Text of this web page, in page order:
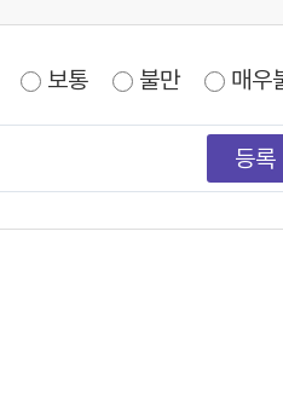
보통 불만 매우